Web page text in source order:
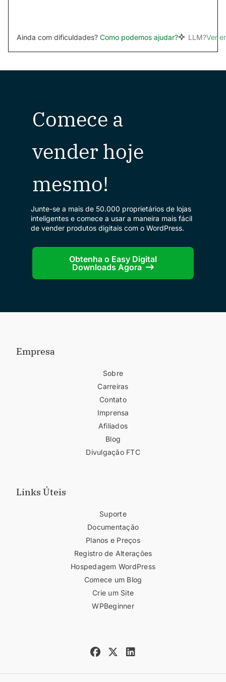
Ainda com dificuldades? Como podemos ajudar? LLM?Ver
Comece a
vender hoje
mesmo!
Junte-se a mais de 50.000 proprietários de lojas
inteligentes e comece a usar a maneira mais fácil
de vender produtos digitais com o WordPress.
Obtenha o Easy Digital
Downloads Agora
Empresa
Sobre
Carreiras
Contato
Imprensa
Afiliados
Blog
Divulgação FTC
Links Úteis
Suporte
Documentação
Planos e Preços
Registro de Alterações
Hospedagem WordPress
Comece um Blog
Crie um Site
WPBeginner